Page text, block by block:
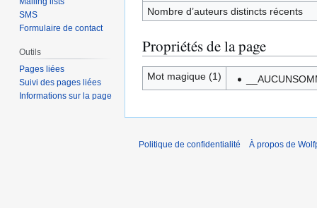
Nombre d’auteurs distincts récents
Propriétés de la page
Mot magique (1)
SMS
Formulaire de contact
Outils
Pages liées
Suivi des pages liées
Informations sur la page
Politique de confidentialité À propos de